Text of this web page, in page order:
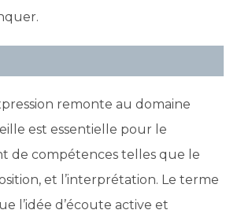
remonte au domaine
est essentielle pour le
de compétences telles que le
et l’interprétation. Le terme
l’idée d’écoute active et